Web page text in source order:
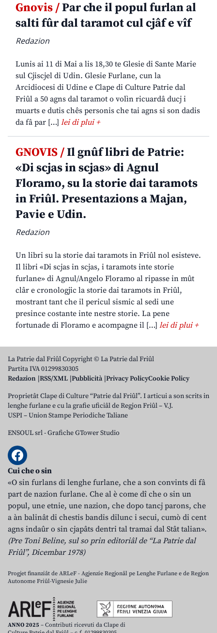
Gnovis /Par che il popul furlan al
salti fûr dal taramot cul cjâf e vîf
Redazion
Lunis ai 11 di Mai a lis 18,30 te Glesie di Sante Marie
sul Cjiscjel di Udin. Glesie Furlane, cun la
Arcidiocesi di Udine e Clape di Culture Patrie dal
Friûl a 50 agns dal taramot o volìn ricuardâ ducj i
muarts e dutis chês personis che tai agns si son dadis
da fâ par […] lei di plui +
GNOVIS /Il gnûf libri de Patrie:
«Di scjas in scjas» di Agnul
Floramo, su la storie dai taramots
in Friûl. Presentazions a Majan,
Pavie e Udin.
Redazion
Un libri su la storie dai taramots in Friûl nol esisteve.
Il libri «Di scjas in scjas, i taramots inte storie
furlane» di Agnul/Angelo Floramo al ripasse in mût
clâr e cronologjic la storie dai taramots in Friûl,
mostrant tant che il pericul sismic al sedi une
presince costante inte nestre storie. La pene
fortunade di Floramo e acompagne il […] lei di plui +
La Patrie dal Friûl Copyright © La Patrie dal Friûl
Partita IVA 01299830305
Redazion RSS/XML Pubblicità Privacy PolicyCookie Policy
Proprietât Clape di Culture “Patrie dal Friûl”. I articui a son scrits in
lenghe furlane e cu la grafie uficiâl de Regjon Friûl – V.J.
USPI – Union Stampe Periodiche Taliane
ENSOUL srl-Grafiche GTower Studio
Cui che o sin
«O sin furlans di lenghe furlane, che a son convints di fâ
part de nazion furlane. Che al è come dî che o sin un
popul, une etnie, une nazion, che dopo tancj parons, che
a àn balinât di chestis bandis dilunc i secui, cumò di cent
agns indaûr o sin cjapâts dentri tal tramai dal Stât talian».
(Pre Toni Beline, sul so prin editoriâl de “La Patrie dal
Friûl”, Dicembar 1978)
Progjet finanziât de ARLeF - Agjenzie Regjonâl pe Lenghe Furlane e de Regjon
Autonome Friûl-Vignesie Julie
ANNO 2025 – Contributi ricevuti da Clape di